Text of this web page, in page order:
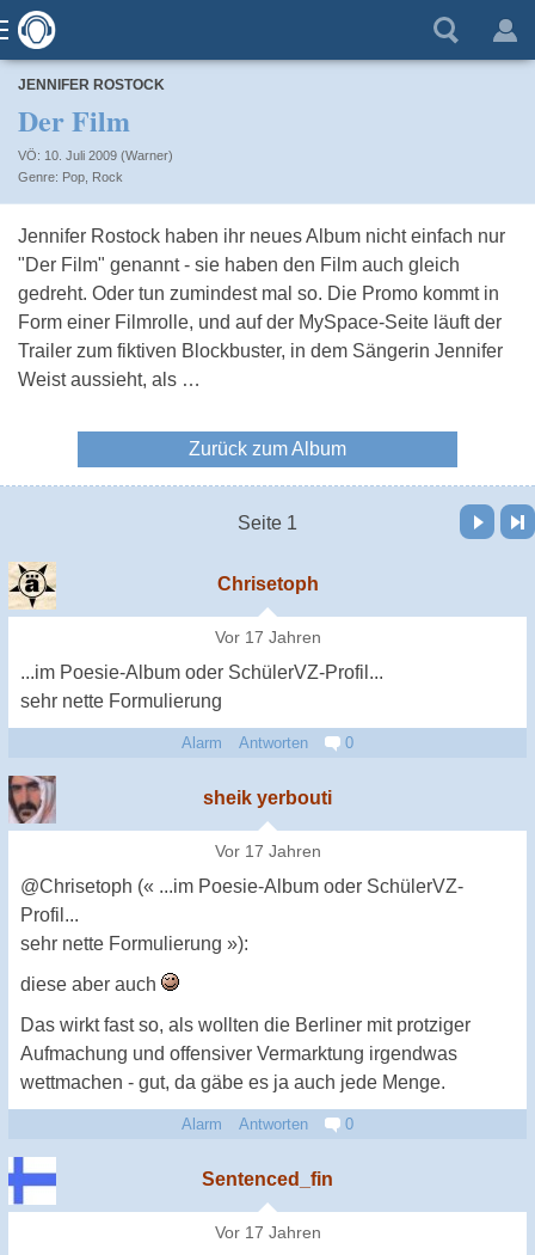
JENNIFER ROSTOCK
Der Film
VÖ: 10. Juli 2009 (Warner)
Pop Rock
Jennifer Rostock haben ihr neues Album nicht einfach nur
"Der Film" genannt - sie haben den Film auch gleich
gedreht. Oder tun zumindest mal so. Die Promo kommt in
Form einer Filmrolle, und auf der MySpace-Seite läuft der
Trailer zum fiktiven Blockbuster, in dem Sängerin Jennifer
Weist aussieht, als …
Zurück zum Album
Seite 1
Vor Letzte Seite
Chrisetoph
Vor 17 Jahren
...im Poesie-Album oder SchülerVZ-Profil...
sehr nette Formulierung
Alarm Antworten 0
sheik yerbouti
Vor 17 Jahren
@Chrisetoph (« ...im Poesie-Album oder SchülerVZ-
Profil...
sehr nette Formulierung »):
diese aber auch
Das wirkt fast so, als wollten die Berliner mit protziger
Aufmachung und offensiver Vermarktung irgendwas
wettmachen - gut, da gäbe es ja auch jede Menge.
Alarm Antworten 0
Sentenced_fin
Vor 17 Jahren